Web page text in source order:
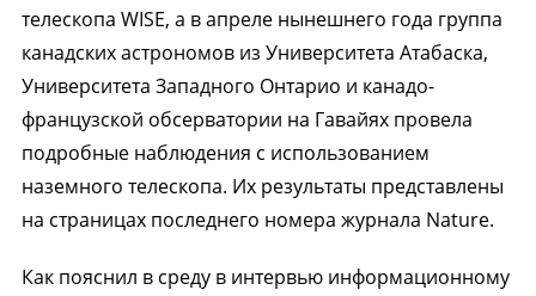
телескопа WISE, а в апреле нынешнего года группа
канадских астрономов из Университета Атабаска,
Университета Западного Онтарио и канадо-
французской обсерватории на Гавайях провела
подробные наблюдения с использованием
наземного телескопа. Их результаты представлены
на страницах последнего номера журнала Nature.
Как пояснил в среду в интервью информационному